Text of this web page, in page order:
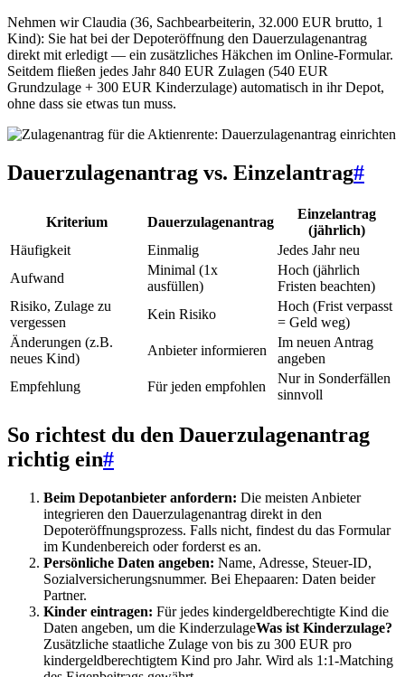
Nehmen wir Claudia (36, Sachbearbeiterin, 32.000 EUR brutto, 1
Kind): Sie hat bei der Depoteröffnung den Dauerzulagenantrag
direkt mit erledigt — ein zusätzliches Häkchen im Online-Formular.
Seitdem fließen jedes Jahr 840 EUR Zulagen (540 EUR
Grundzulage + 300 EUR Kinderzulage) automatisch in ihr Depot,
ohne dass sie etwas tun muss.
Dauerzulagenantrag vs. Einzelantrag#
Kriterium Dauerzulagenantrag
Einzelantrag
(jährlich)
Häufigkeit
Einmalig
Jedes Jahr neu
Aufwand
Minimal (1x
ausfüllen)
Hoch (jährlich
Fristen beachten)
Risiko, Zulage zu
vergessen
Kein Risiko
Hoch (Frist verpasst
= Geld weg)
Änderungen (z.B.
neues Kind)
Anbieter informieren
Im neuen Antrag
angeben
Empfehlung
Für jeden empfohlen
Nur in Sonderfällen
sinnvoll
So richtest du den Dauerzulagenantrag
richtig ein#
Beim Depotanbieter anfordern: Die meisten Anbieter
integrieren den Dauerzulagenantrag direkt in den
Depoteröffnungsprozess. Falls nicht, findest du das Formular
im Kundenbereich oder forderst es an.
Persönliche Daten angeben: Name, Adresse, Steuer-ID,
Sozialversicherungsnummer. Bei Ehepaaren: Daten beider
Partner.
Kinder eintragen: Für jedes kindergeldberechtigte Kind die
Daten angeben, um die KinderzulageWas ist Kinderzulage?
Zusätzliche staatliche Zulage von bis zu 300 EUR pro
kindergeldberechtigtem Kind pro Jahr. Wird als 1:1-Matching